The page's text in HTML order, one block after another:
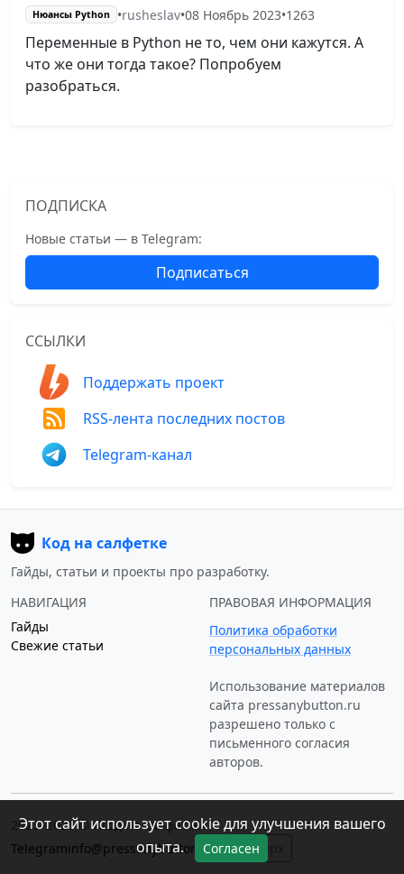
Нюансы Python •rusheslav•08 Ноябрь 2023•1263
Переменные в Python не то, чем они кажутся. А
что же они тогда такое? Попробуем
разобраться.
ПОДПИСКА
Новые статьи — в Telegram:
Подписаться
ССЫЛКИ
Поддержать проект
RSS-лента последних постов
Telegram-канал
Код на салфетке
Гайды, статьи и проекты про разработку.
НАВИГАЦИЯ
Гайды
Свежие статьи
ПРАВОВАЯ ИНФОРМАЦИЯ
Политика обработки
персональных данных
Использование материалов
сайта pressanybutton.ru
разрешено только c
письменного согласия
авторов.
2023–2026 © «Код на салфетке»
Telegraminfo@pressanybutton.ru ↑ Наверх
Этот сайт использует cookie для улучшения вашего
опыта.
Согласен